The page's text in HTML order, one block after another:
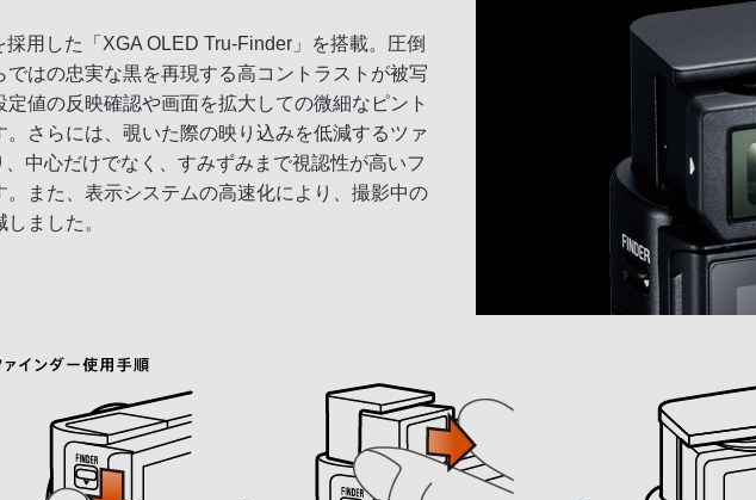
に応える操作性
なアクセサリー
用した「XGA OLED Tru-Finder」を搭載。圧倒
はの忠実な黒を再現する高コントラストが被写
値の反映確認や画面を拡大しての微細なピント
さらには、覗いた際の映り込みを低減するツァ
中心だけでなく、すみずみまで視認性が高いフ
。また、表示システムの高速化により、撮影中の
ました。